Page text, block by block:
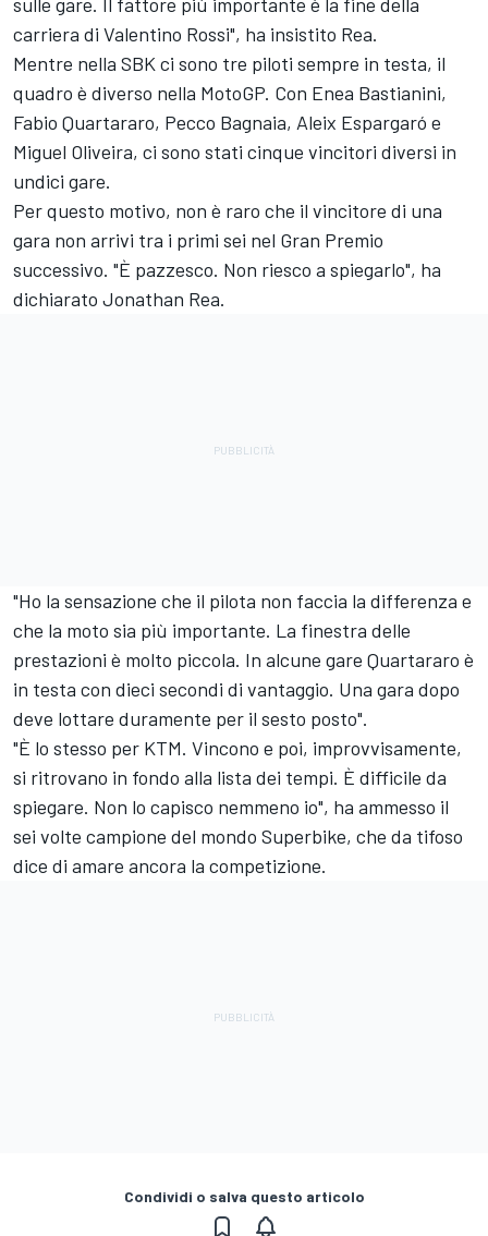
carriera di Valentino Rossi", ha insistito Rea.
Mentre nella SBK ci sono tre piloti sempre in testa, il
quadro è diverso nella MotoGP. Con Enea Bastianini,
Fabio Quartararo, Pecco Bagnaia, Aleix Espargaró e
Miguel Oliveira, ci sono stati cinque vincitori diversi in
undici gare.
Per questo motivo, non è raro che il vincitore di una
gara non arrivi tra i primi sei nel Gran Premio
successivo. "È pazzesco. Non riesco a spiegarlo", ha
dichiarato Jonathan Rea.
"Ho la sensazione che il pilota non faccia la differenza e
che la moto sia più importante. La finestra delle
prestazioni è molto piccola. In alcune gare Quartararo è
in testa con dieci secondi di vantaggio. Una gara dopo
deve lottare duramente per il sesto posto".
"È lo stesso per KTM. Vincono e poi, improvvisamente,
si ritrovano in fondo alla lista dei tempi. È difficile da
spiegare. Non lo capisco nemmeno io", ha ammesso il
sei volte campione del mondo Superbike, che da tifoso
dice di amare ancora la competizione.
Condividi o salva questo articolo